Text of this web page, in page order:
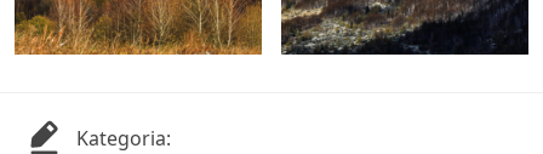
Kategoria: